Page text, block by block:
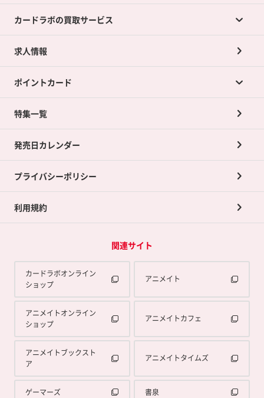
カードラボの買取サービス
カードラボの買取サービスTOP
店舗買取について
ネット買取について
買取承諾書について
求人情報
ポイントカード
ポイントカードTOP
ポイント交換景品
特集一覧
発売日カレンダー
プライバシーポリシー
利用規約
関連サイト
カードラボオンライン
ショップ
アニメイト
アニメイトオンライン
ショップ
アニメイトカフェ
アニメイトブックスト
ア
アニメイトタイムズ
ゲーマーズ 書泉